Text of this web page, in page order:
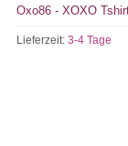
Oxo86 - XOXO
Lieferzeit:3-4 Tage